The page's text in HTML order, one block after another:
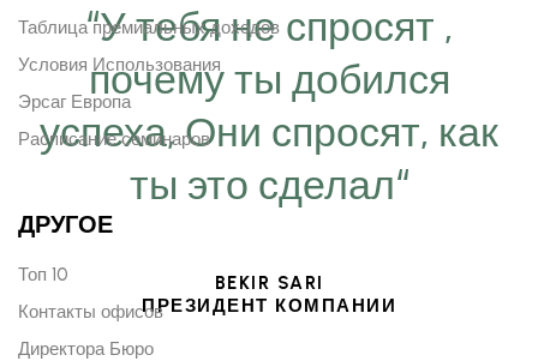
“У тебя не спросят ,
почему ты добился
успеха, Они спросят, как
ты это сделал“
BEKIR SARI
ПРЕЗИДЕНТ КОМПАНИИ
Таблица премиальных доходов
Условия Использования
Эрсаг Европа
Расписание семинаров
ДРУГОЕ
Топ 10
Контакты офисов
Директора Бюро